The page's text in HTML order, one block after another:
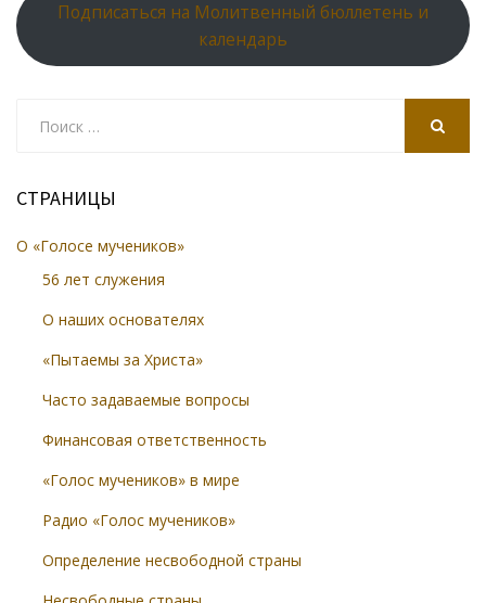
Подписаться на Молитвенный бюллетень и
календарь
СТРАНИЦЫ
О «Голосе мучеников»
56 лет служения
О наших основателях
«Пытаемы за Христа»
Часто задаваемые вопросы
Финансовая ответственность
«Голос мучеников» в мире
Радио «Голос мучеников»
Определение несвободной страны